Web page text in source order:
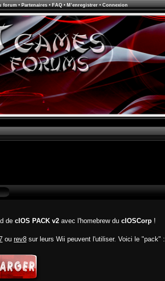
forum• Partenaires• FAQ• M’enregistrer• Connexion
de cIOS PACK v2 avec l'homebrew du cIOSCorp !
ou rev8 sur leurs Wii peuvent l'utiliser. Voici le "pack" :